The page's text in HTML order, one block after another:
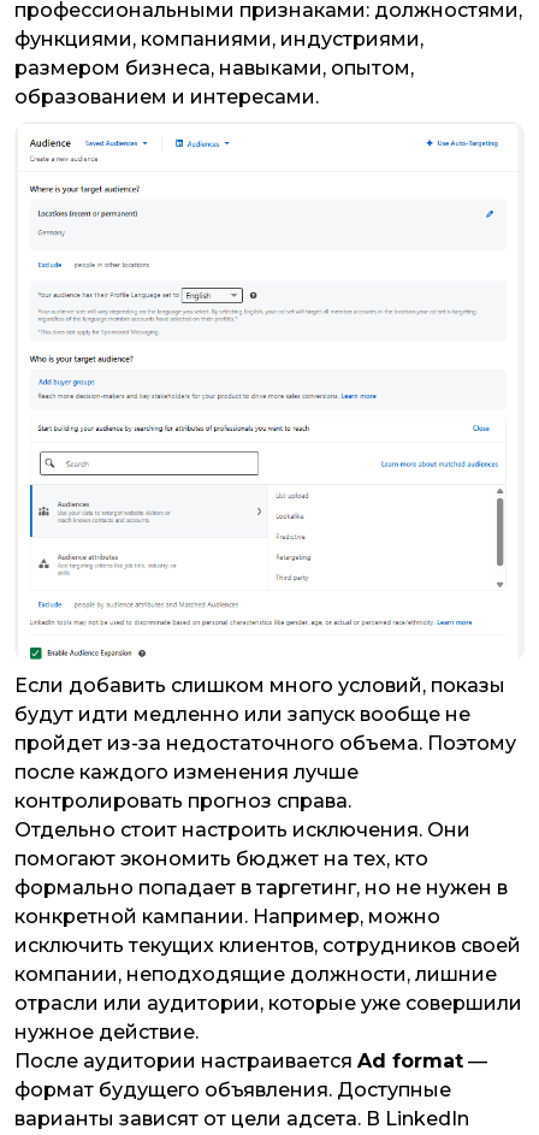
профессиональными признаками: должностями,
функциями, компаниями, индустриями,
размером бизнеса, навыками, опытом,
образованием и интересами.
​​​​​​​Если добавить слишком много условий, показы
будут идти медленно или запуск вообще не
пройдет из-за недостаточного объема. Поэтому
после каждого изменения лучше
контролировать прогноз справа.
Отдельно стоит настроить исключения. Они
помогают экономить бюджет на тех, кто
формально попадает в таргетинг, но не нужен в
конкретной кампании. Например, можно
исключить текущих клиентов, сотрудников своей
компании, неподходящие должности, лишние
отрасли или аудитории, которые уже совершили
нужное действие.
После аудитории настраивается Ad format —
формат будущего объявления. Доступные
варианты зависят от цели адсета. В LinkedIn